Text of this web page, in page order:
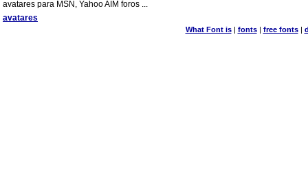
avatares para MSN, Yahoo AIM foros ...
avatares
What Font is| fonts| free fonts|